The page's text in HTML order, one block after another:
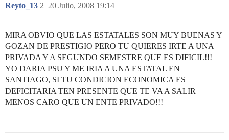
Reyto_13 20 Julio, 2008 19:14
2
MIRA OBVIO QUE LAS ESTATALES SON MUY BUENAS Y
GOZAN DE PRESTIGIO PERO TU QUIERES IRTE A UNA
PRIVADA Y A SEGUNDO SEMESTRE QUE ES DIFICIL!!!
YO DARIA PSU Y ME IRIA A UNA ESTATAL EN
SANTIAGO, SI TU CONDICION ECONOMICA ES
DEFICITARIA TEN PRESENTE QUE TE VA A SALIR
MENOS CARO QUE UN ENTE PRIVADO!!!